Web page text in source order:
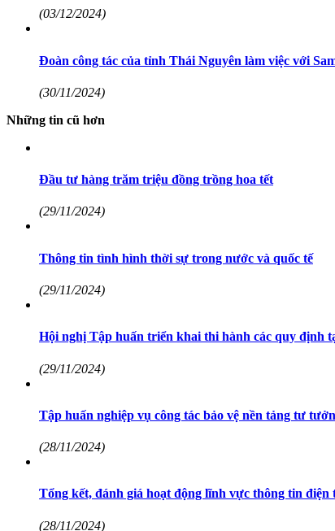
(03/12/2024)
Đoàn công tác của tỉnh Thái Nguyên làm việc với
(30/11/2024)
Những tin cũ hơn
Đầu tư hàng trăm triệu đồng trồng hoa tết
(29/11/2024)
Thông tin tình hình thời sự trong nước và quốc tế
(29/11/2024)
Hội nghị Tập huấn triển khai thi hành các quy định
(29/11/2024)
Tập huấn nghiệp vụ công tác bảo vệ nền tảng tư
(28/11/2024)
Tổng kết, đánh giá hoạt động lĩnh vực thông tin điện
(28/11/2024)